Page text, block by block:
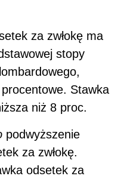
za zwłokę ma
stopy
Stawka
niż 8 proc.
podwyższenie
za zwłokę.
odsetek za